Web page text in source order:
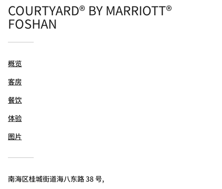
COURTYARD® BY MARRIOTT®
FOSHAN
概览
客房
餐饮
体验
图片
南海区桂城街道海八东路 38 号,